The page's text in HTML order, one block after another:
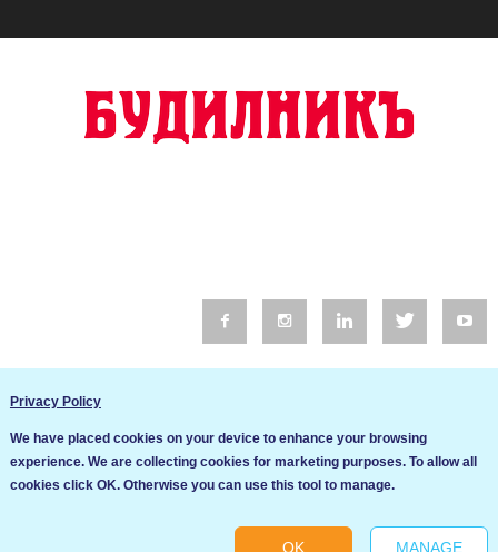
Общи условия
Privacy Policy
We have placed cookies on your device to enhance your browsing
experience. We are collecting cookies for marketing purposes. To allow all
cookies click OK. Otherwise you can use this tool to manage.
OK MANAGE
Ние използваме бисквитки за да подобрим услугите си. Ако
продължите да посещавате този сайт, ние приемаме, че се